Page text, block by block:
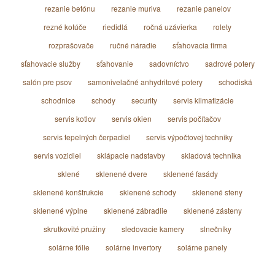
rezanie betónu rezanie muriva
rezanie panelov
rezné kotúče
riedidlá ročná uzávierka
rolety
rozprašovače
ručné náradie
sťahovacia firma
sťahovacie služby
sťahovanie sadovníctvo
sadrové potery
salón pre psov
samonivelačné anhydritové potery
schodiská
schodnice
schody security
servis klimatizácie
servis kotlov
servis okien
servis počítačov
servis tepelných čerpadiel
servis výpočtovej techniky
servis vozidiel
sklápacie nadstavby
skladová technika
sklené
sklenené dvere
sklenené fasády
sklenené konštrukcie
sklenené schody
sklenené steny
sklenené výplne
sklenené zábradlie
sklenené zásteny
skrutkovité pružiny
sledovacie kamery
slnečníky
solárne fólie
solárne invertory
solárne panely